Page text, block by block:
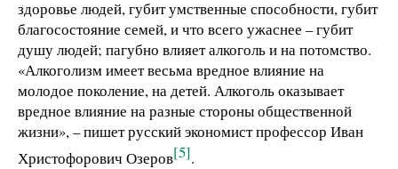
здоровье людей, губит умственные способности, губит
благосостояние семей, и что всего ужаснее – губит
душу людей; пагубно влияет алкоголь и на потомство.
«Алкоголизм имеет весьма вредное влияние на
молодое поколение, на детей. Алкоголь оказывает
вредное влияние на разные стороны общественной
жизни», – пишет русский экономист профессор Иван
Христофорович Озеров[5].